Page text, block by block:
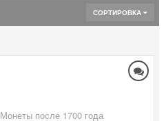
СОРТИРОВКА
Монеты после 1700 года